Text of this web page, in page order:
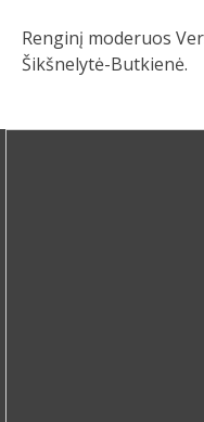
Renginį moderuos
Šikšnelytė-Butkienė.